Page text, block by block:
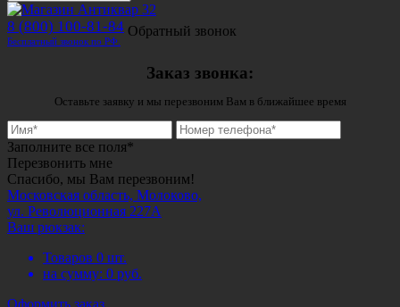
8 (800) 100-81-84
Бесплатный звонок по РФ.
Обратный звонок
Заказ звонка:
Оставьте заявку и мы перезвоним Вам в ближайшее время
Заполните все поля*
Перезвонить мне
Спасибо, мы Вам перезвоним!
Московская область, Молоково,
ул. Революционная 227А
Ваш рюкзак:
Товаров 0 шт.
на сумму: 0 руб.
Оформить заказ